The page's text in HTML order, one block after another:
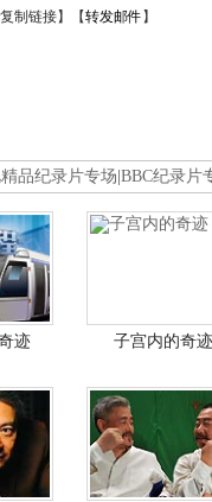
复制链接】【转发邮件 】
品纪录片专场 BBC纪录片
迹 子宫内的奇迹